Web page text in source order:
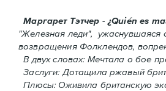
Маргарет Тэтчер -¿Quién es
"Железная леди", ужаснувшаяся
возвращения Фолклендов,
В двух словах: Мечтала о бое
Заслуги: Дотащила ржавый
Плюсы: Оживила британскую